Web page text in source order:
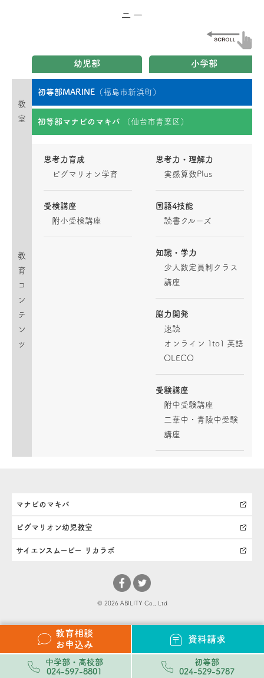
ニー
教
室
幼児部 小学部
初等部MARINE （福島市新浜町）
初等部マナビのマキバ （仙台市青葉区）
教
育
コ
ン
テ
ン
ツ
思考力育成
ピグマリオン学育
受検講座
附小受検講座
思考力・理解力
実感算数Plus
国語4技能
読書クルーズ
知識・学力
少人数定員制クラス
講座
脳力開発
速読
オンライン 1to1 英語
OLECO
受験講座
附中受験講座
二華中・青陵中受験
講座
マナビのマキバ
ピグマリオン幼児教室
サイエンスムービー リカラボ
© 2026 ABILITY Co., Ltd
教育相談
お申込み
資料請求
中学部・高校部
024-597-8801
初等部
024-529-5787